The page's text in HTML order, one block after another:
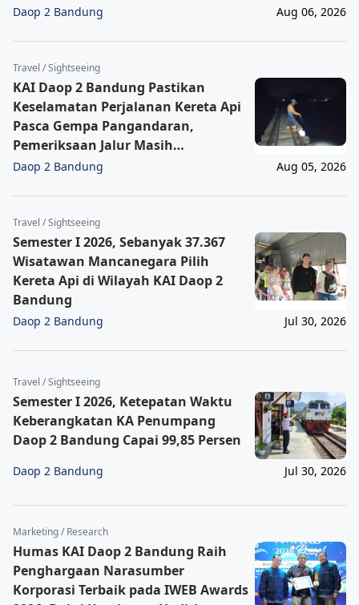
Operasional Pasca Gempa
Daop 2 Bandung Aug 06, 2026
Travel / Sightseeing
KAI Daop 2 Bandung Pastikan
Keselamatan Perjalanan Kereta Api
Pasca Gempa Pangandaran,
Pemeriksaan Jalur Masih
Berlangsung
Daop 2 Bandung Aug 05, 2026
Travel / Sightseeing
Semester I 2026, Sebanyak 37.367
Wisatawan Mancanegara Pilih
Kereta Api di Wilayah KAI Daop 2
Bandung
Daop 2 Bandung Jul 30, 2026
Travel / Sightseeing
Semester I 2026, Ketepatan Waktu
Keberangkatan KA Penumpang
Daop 2 Bandung Capai 99,85 Persen
Daop 2 Bandung Jul 30, 2026
Marketing / Research
Humas KAI Daop 2 Bandung Raih
Penghargaan Narasumber
Korporasi Terbaik pada IWEB Awards